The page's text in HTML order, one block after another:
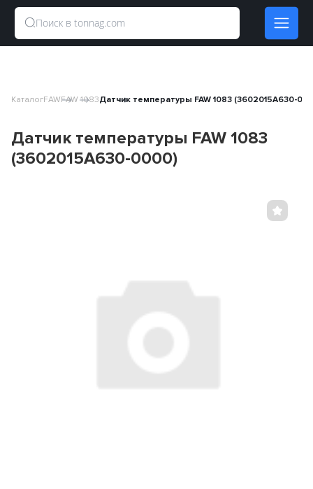
КаталогFAWFAW 1083Датчик температуры FAW 1083 (3602015A630-
Датчик температуры FAW 1083
(3602015A630-0000)